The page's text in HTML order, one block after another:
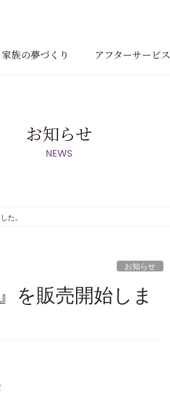
家族の夢づくり アフターサービス
お知らせ
NEWS
た。
お知らせ
を販売開始しま